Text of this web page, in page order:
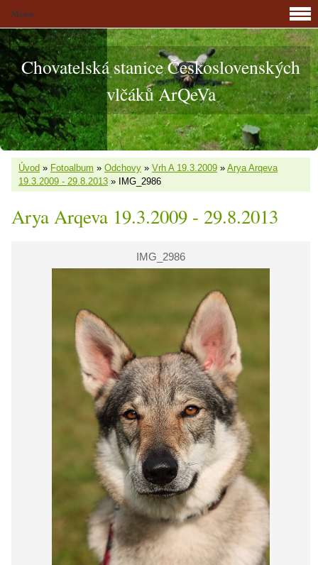
Chovatelská stanice Československých
vlčáků ArQeVa
Úvod » Fotoalbum » Odchovy » Vrh A 19.3.2009 » Arya Arqeva
19.3.2009 - 29.8.2013 » IMG_2986
Arya Arqeva 19.3.2009 - 29.8.2013
IMG_2986
Menu